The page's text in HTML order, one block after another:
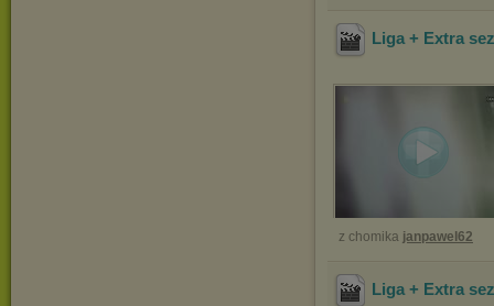
Liga + Extra
z chomika janpawel62
Liga + Extra